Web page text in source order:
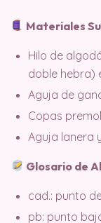
Materiales
Hilo de
doble hebra)
Aguja de
Copas
Aguja lanera
Glosario de
cad.: punto
pb: punto